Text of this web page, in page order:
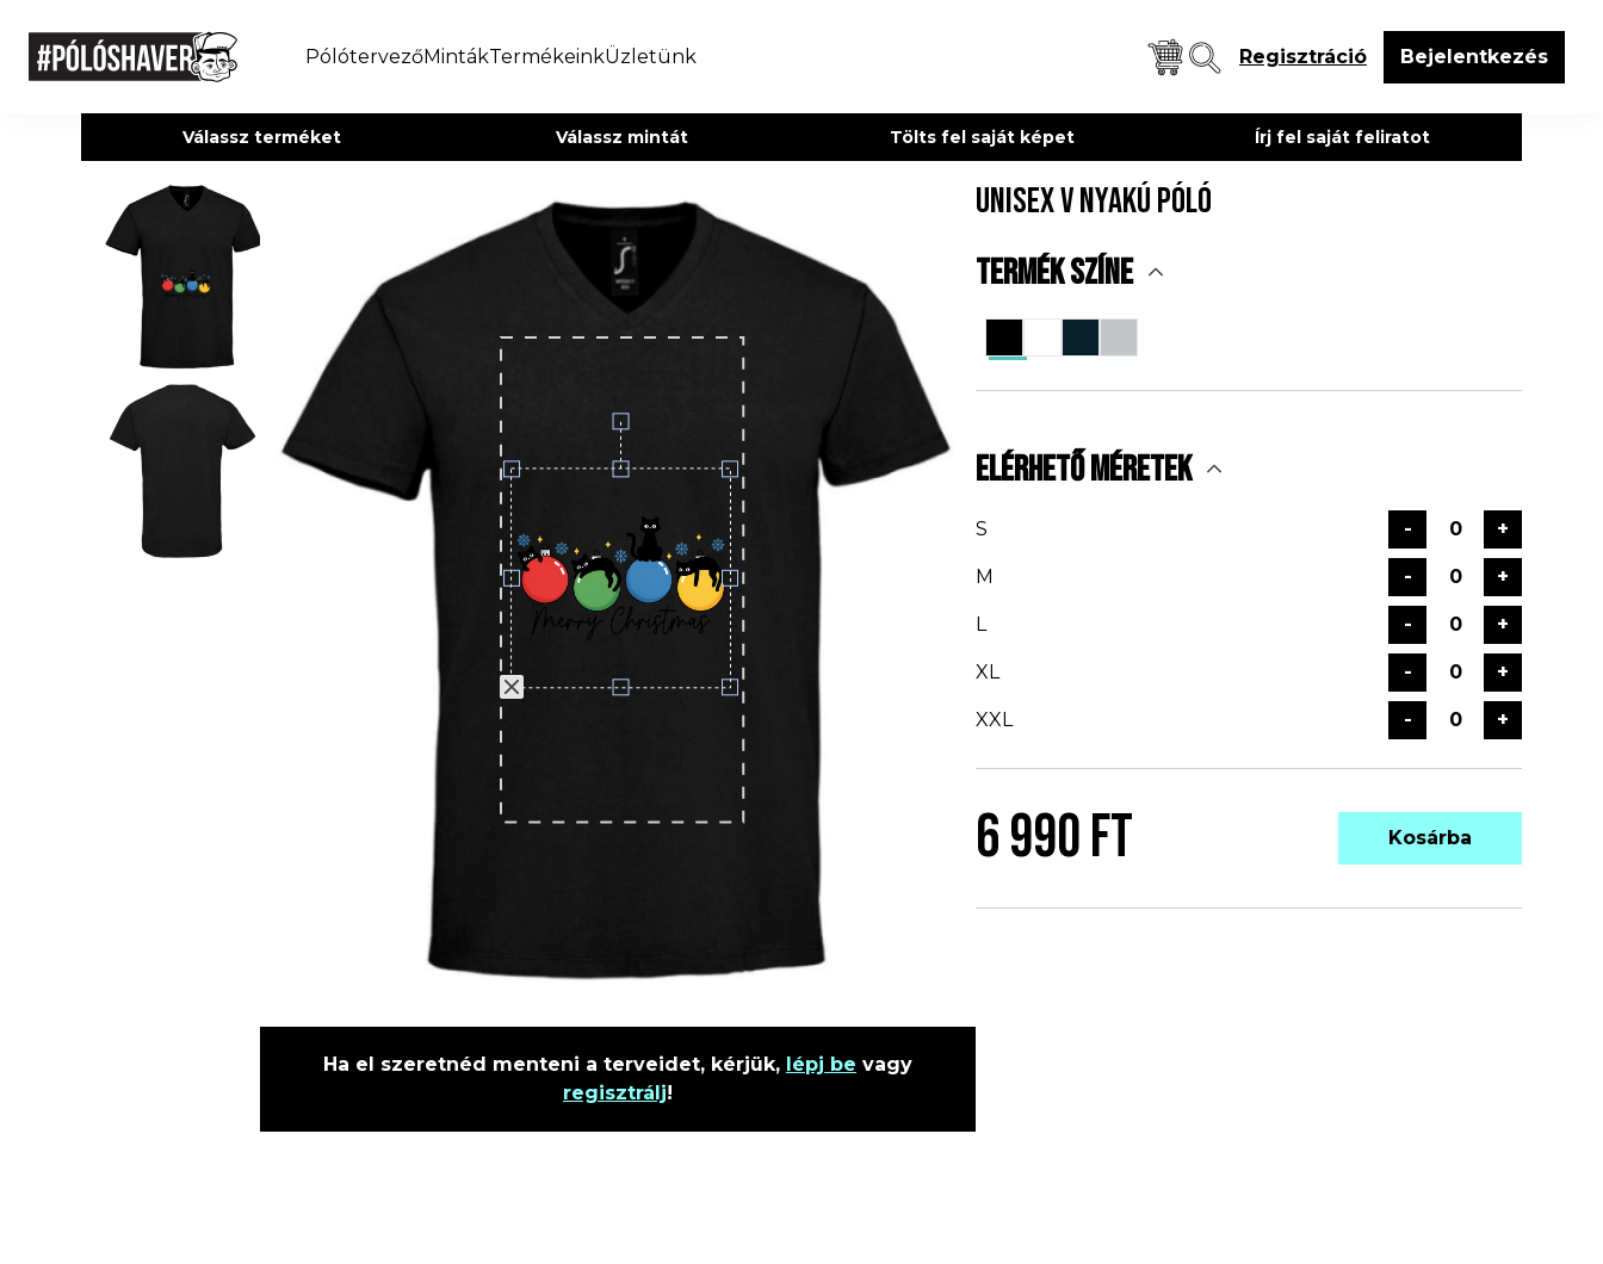
PólótervezőMintákTermékeinkÜzletünk Regisztráció Bejelentkezés
Válassz terméket Válassz mintát Tölts fel saját képet Írj fel saját feliratot
Ha el szeretnéd menteni a terveidet, kérjük, lépj be vagy
regisztrálj!
Termék színe
Elérhető méretek
S - +
M - +
L - +
XL - +
XXL - +
6 990 FT Kosárba
Unisex V nyakú póló